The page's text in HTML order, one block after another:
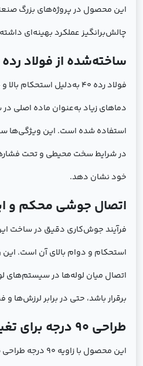
این محصول در پروژه‌های بزرگ
چالش‌برانگیز عملکرد بهینه‌ای
ساخته‌شده از فولاد رده 40
فولاد رده 40 به‌دلیل
دماهای زیاد به‌عنوان ماده اصلی
استفاده شده است. این
در شرایط سخت محیطی و تحت
خود نشان دهد.
اتصال جوشی محکم و
فرآیند جوش‌کاری دقیق در ساخت
استحکام و دوام بالای آن است.
اتصال میان لوله‌ها در سیستم‌های
برقرار باشد، حتی در برابر لرزش‌ها و
طراحی 90 درجه برای تغییر مسیر لوله‌ها
این محصول با